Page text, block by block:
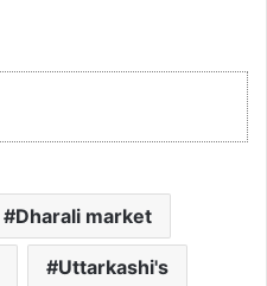
Dharali market
Uttarkashi's